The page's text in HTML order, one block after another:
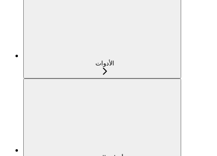
الأدوات